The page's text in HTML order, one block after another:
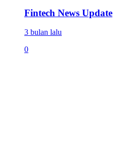
Fintech News Update
3 bulan lalu
0